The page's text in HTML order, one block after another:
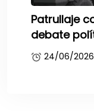
Patrullaje
debate
24/06/2026